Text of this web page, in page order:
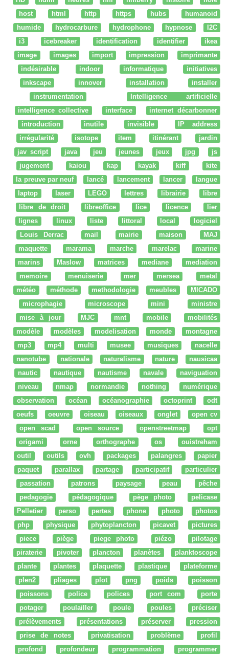
host
html http https hubs
humanoid
humide
hydrocarbure hydrophone hypnose
I2C
i3
icebreaker identification identifier
ikea
image
images import impression
imprimante
indésirable
indoor informatique
initiatives
inkscape
innover installation
installer
instrumentation
Intelligence artificielle
intelligence collective
interface
internet décarbonner
introduction
inutile invisible
IP address
irrégularité
isotope item itinérant
jardin
jav script
java jeu jeunes jeux jpg
js
jugement
kaiou kap kayak kiff
kite
la preuve par neuf
lancé lancement lancer
langue
laptop
laser LEGO lettres librairie
libre
libre de droit
libreoffice lice licence
lier
lignes
linux liste littoral local
logiciel
Louis Derrac
mail mairie maison
MAJ
maquette
marama marche marelac
marine
marins
Maslow matrices mediane
mediation
memoire
menuiserie mer mersea
metal
météo
méthode methodologie meubles
MICADO
microphagie
microscope mini
ministre
mise à jour
MJC mnt mobile
mobilités
modèle
modèles modelisation monde
montagne
mp3
mp4 multi musee musiques
nacelle
nanotube
nationale naturalisme nature
nausicaa
nautic
nautique nautisme navale
naviguation
niveau
nmap normandie nothing
numérique
observation
océan océanographie octoprint
odt
oeufs
oeuvre oiseau oiseaux onglet
open cv
open scad
open source openstreetmap
opt
origami
orne orthographe os
ouistreham
outil
outils ovh packages palangres
papier
paquet
parallax partage participatif
particulier
passation
patrons paysage peau
pêche
pedagogie
pédagogique pège photo
pelicase
Pelletier
perso pertes phone photo
photos
php
physique phytoplancton picavet
pictures
piece
piège piege photo piézo
pilotage
piraterie
pivoter plancton planètes
planktoscope
plante
plantes plaquette plastique
plateforme
plen2
pliages plot png poids
poisson
poissons
police polices port com
porte
potager
poulailler poule poules
préciser
prélèvements
présentations préserver
pression
prise de notes
privatisation problème
profil
profond
profondeur programmation
programmer